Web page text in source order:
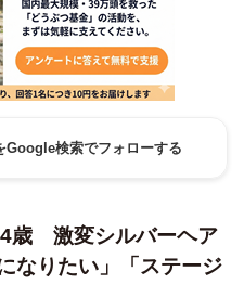
Google検索でフォローする
歳 激変シルバーヘア
なりたい」「ステージ